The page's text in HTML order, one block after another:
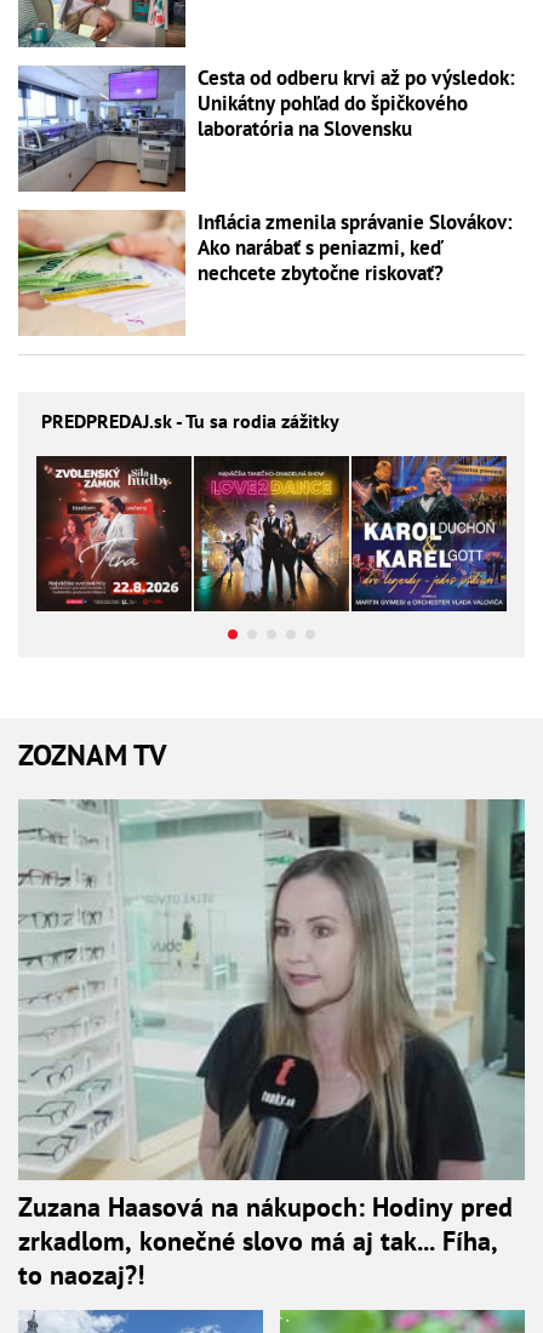
Cesta od odberu krvi až po výsledok:
Unikátny pohľad do špičkového
laboratória na Slovensku
Inflácia zmenila správanie Slovákov:
Ako narábať s peniazmi, keď
nechcete zbytočne riskovať?
PREDPREDAJ.sk - Tu sa rodia zážitky
ZOZNAM TV
Zuzana Haasová na nákupoch: Hodiny pred
zrkadlom, konečné slovo má aj tak... Fíha,
to naozaj?!